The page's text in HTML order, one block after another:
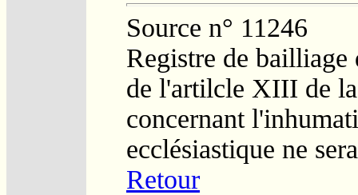
Source n° 11246
Registre de
de l'artilcle XIII de
concernant
ecclésiastique ne
Retour